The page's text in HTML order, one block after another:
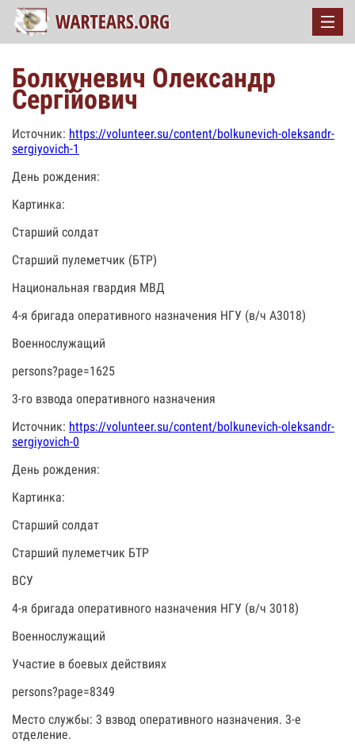
Болкуневич Олександр
Сергійович
Источник: https://volunteer.su/content/bolkunevich-oleksandr-
sergiyovich-1
День рождения:
Картинка:
Старший солдат
Старший пулеметчик (БТР)
Национальная гвардия МВД
4-я бригада оперативного назначения НГУ (в/ч А3018)
Военнослужащий
persons?page=1625
3-го взвода оперативного назначения
Источник: https://volunteer.su/content/bolkunevich-oleksandr-
sergiyovich-0
День рождения:
Картинка:
Старший солдат
Старший пулеметчик БТР
ВСУ
4-я бригада оперативного назначения НГУ (в/ч 3018)
Военнослужащий
Участие в боевых действиях
persons?page=8349
Место службы: 3 взвод оперативного назначения. 3-е
отделение.